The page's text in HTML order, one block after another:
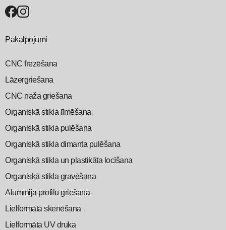
Pakalpojumi
CNC frezēšana
Lāzergriešana
CNC naža griešana
Organiskā stikla līmēšana
Organiskā stikla pulēšana
Organiskā stikla dimanta pulēšana
Organiskā stikla un plastikāta locīšana
Organiskā stikla gravēšana
Alumīnija profilu griešana
Lielformāta skenēšana
Lielformāta UV druka